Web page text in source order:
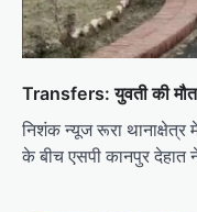
Transfers: युवती की मौत
निशंक न्यूज रूरा थानाक्षेत्र
के बीच एसपी कानपुर देहात